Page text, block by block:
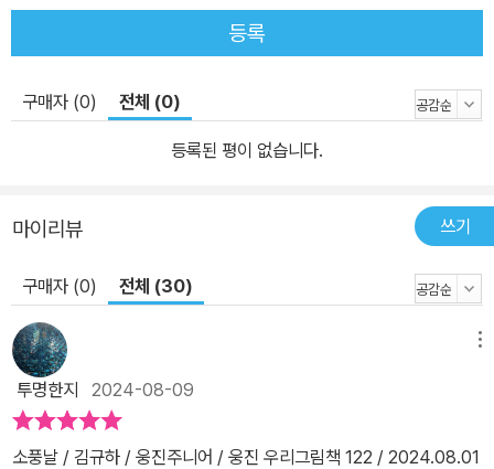
등록
구매자 (0) 전체 (0)
등록된 평이 없습니다.
마이리뷰 쓰기
구매자 (0) 전체 (30)
투명한지 2024-08-09
소풍날 / 김규하 / 웅진주니어 / 웅진 우리그림책 122 / 2024.08.01